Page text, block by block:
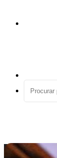
aleatório